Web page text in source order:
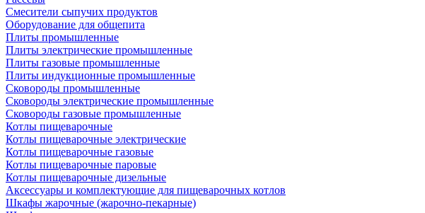
Смесители сыпучих продуктов
Оборудование для общепита
Плиты промышленные
Плиты электрические промышленные
Плиты газовые промышленные
Плиты индукционные промышленные
Сковороды промышленные
Сковороды электрические промышленные
Сковороды газовые промышленные
Котлы пищеварочные
Котлы пищеварочные электрические
Котлы пищеварочные газовые
Котлы пищеварочные паровые
Котлы пищеварочные дизельные
Аксессуары и комплектующие для пищеварочных котлов
Шкафы жарочные (жарочно-пекарные)